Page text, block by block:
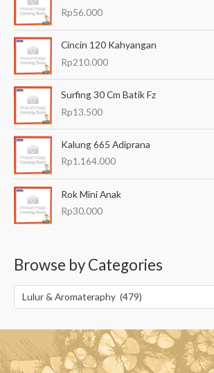
Rp56.000
Cincin 120 Kahyangan
Rp210.000
Surfing 30 Cm Batik Fz
Rp13.500
Kalung 665 Adiprana
Rp1.164.000
Rok Mini Anak
Rp30.000
Browse by Categories
Lulur & Aromateraphy (479)